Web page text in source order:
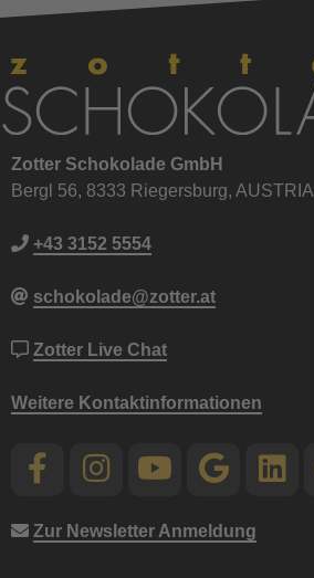
Zotter Schokolade GmbH
Bergl 56, 8333 Riegersburg, AUSTRIA
+43 3152 5554
schokolade@zotter.at
Zotter Live Chat
Weitere Kontaktinformationen
Zur Newsletter Anmeldung